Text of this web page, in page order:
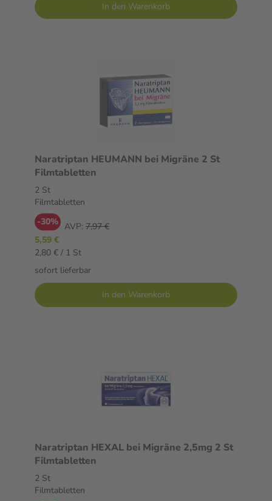
In den Warenkorb
Naratriptan HEUMANN bei Migräne 2 St
Filmtabletten
2 St
Filmtabletten
-30% AVP: 7,97 €
5,59 €
2,80 € / 1 St
sofort lieferbar
In den Warenkorb
Naratriptan HEXAL bei Migräne 2,5mg 2 St
Filmtabletten
2 St
Filmtabletten